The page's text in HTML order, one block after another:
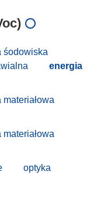
śodowiska
energia
optyka